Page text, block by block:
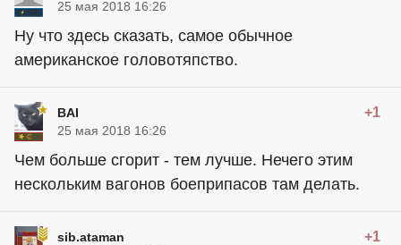
25 мая 2018 16:26
Ну что здесь сказать, самое обычное
американское головотяпство.
BAI +1
25 мая 2018 16:26
Чем больше сгорит - тем лучше. Нечего этим
нескольким вагонов боеприпасов там делать.
sib.ataman +1